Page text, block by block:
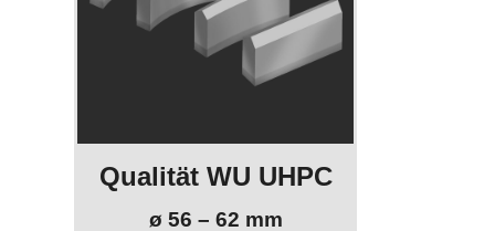
Qualität WU UHPC
ø 56 – 62 mm